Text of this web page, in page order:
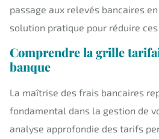
passage aux relevés bancaires
solution pratique pour réduire
Comprendre la grille
banque
La maîtrise des frais bancaires
fondamental dans la gestion de
analyse approfondie des tarifs